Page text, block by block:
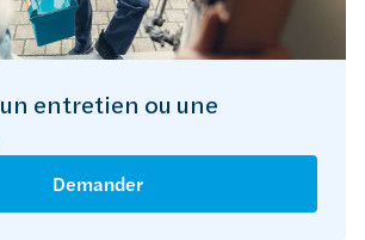
entretien ou une
Demander